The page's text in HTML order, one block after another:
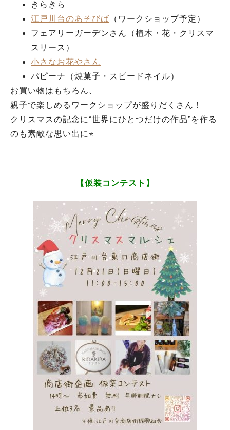
きらきら
江戸川台のあそびば （ワークショップ予定）
フェアリーガーデンさん（植木・花・クリスマ
スリース）
小さなお花やさん
パピーナ（焼菓子・スピードネイル）
お買い物はもちろん、
親子で楽しめるワークショップが盛りだくさん！
クリスマスの記念に“世界にひとつだけの作品”を作る
のも素敵な思い出に⭐︎
【仮装コンテスト】